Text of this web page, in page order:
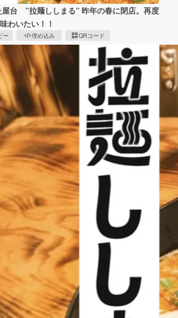
台 ”拉麺ししまる” 昨年の春に閉店。再度
わいたい！！
ー 埋め込み QRコード